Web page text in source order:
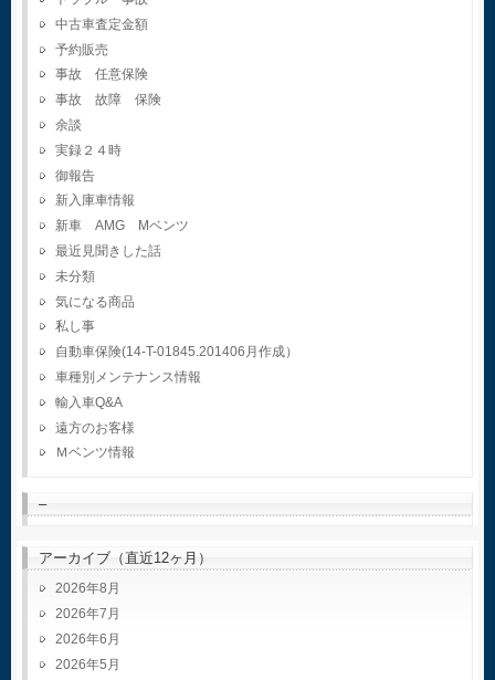
中古車査定金額
予約販売
事故 任意保険
事故 故障 保険
余談
実録２４時
御報告
新入庫車情報
新車 AMG Mベンツ
最近見聞きした話
未分類
気になる商品
私し事
自動車保険(14-T-01845.201406月作成）
車種別メンテナンス情報
輸入車Q&A
遠方のお客様
Ｍベンツ情報
–
アーカイブ（直近12ヶ月）
2026年8月
2026年7月
2026年6月
2026年5月